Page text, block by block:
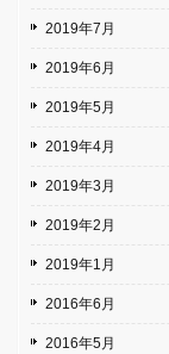
2019年7月
2019年6月
2019年5月
2019年4月
2019年3月
2019年2月
2019年1月
2016年6月
2016年5月